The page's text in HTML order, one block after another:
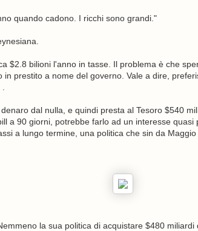
quando cadono. I ricchi sono grandi."
$2.8 bilioni l'anno in tasse. Il problema è che
prestito a nome del governo. Vale a dire,
dal nulla, e quindi presta al Tesoro $540
a 90 giorni, potrebbe farlo ad un interesse
a lungo termine, una politica che sin da
la sua politica di acquistare $480